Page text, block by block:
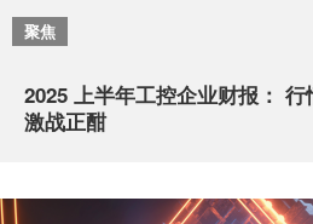
聚焦
2025 上半年工控企业财报：
激战正酣